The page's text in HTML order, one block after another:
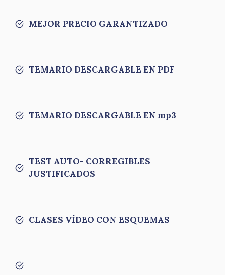
MEJOR PRECIO GARANTIZADO
TEMARIO DESCARGABLE EN PDF
TEMARIO DESCARGABLE EN mp3
TEST AUTO- CORREGIBLES
JUSTIFICADOS
CLASES VÍDEO CON ESQUEMAS